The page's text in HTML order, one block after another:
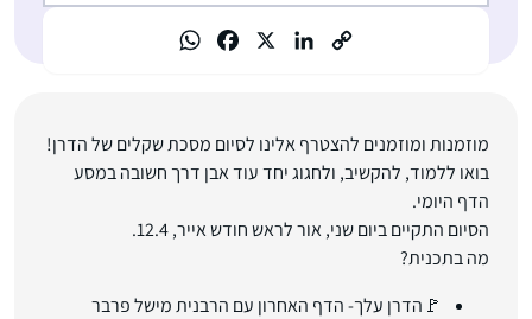
מוזמנות ומוזמנים להצטרף אלינו לסיום מסכתשקלים שלהדרן!
בואו ללמוד, להקשיב, ולחגוג יחד עוד אבן דרך חשובה במסע
הדף היומי.
הסיום התקיים ביום שני, אור לראש חודש אייר, 12.4.
מה בתכנית?
🚩הדרן עלך- הדף האחרון עם הרבנית מישל פרבר